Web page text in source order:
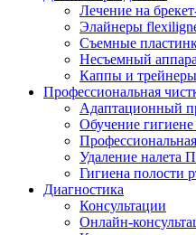
Лечение на
Элайнеры
Съемные
Несъемный
Каппы и трейнеры
Профессиональная
Адаптационный
Обучение гигиене
Удаление налета
Гигиена полости
Диагностика
Консультации
Онлайн-